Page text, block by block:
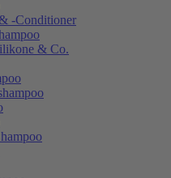
-Conditioner
& Co.